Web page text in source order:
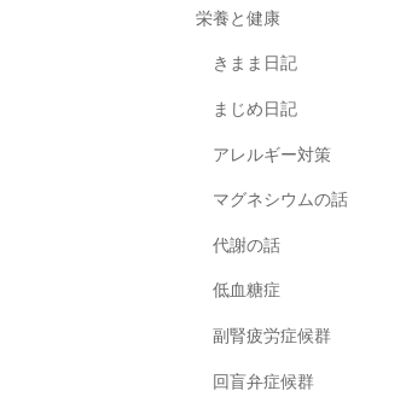
栄養と健康
きまま日記
まじめ日記
アレルギー対策
マグネシウムの話
代謝の話
低血糖症
副腎疲労症候群
回盲弁症候群